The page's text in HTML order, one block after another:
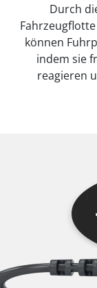
Durch
können
indem sie
reagieren